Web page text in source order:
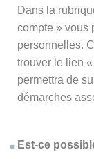
Dans la
compte » vous
personnelles.
trouver le lien
permettra de
démarches
Est-ce